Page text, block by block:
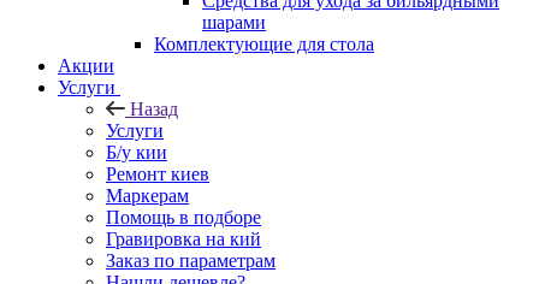
шарами
Комплектующие для стола
Акции
Услуги
Назад
Услуги
Б/у кии
Ремонт киев
Маркерам
Помощь в подборе
Гравировка на кий
Заказ по параметрам